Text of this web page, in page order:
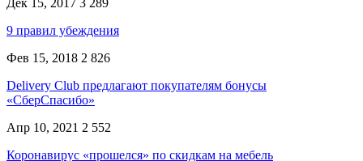
9 правил убеждения
Фев 15, 2018 2 826
Delivery Club предлагают покупателям бонусы
«СберСпасибо»
Апр 10, 2021 2 552
Коронавирус «прошелся» по скидкам на мебель